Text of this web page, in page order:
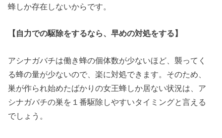
蜂しか存在しないからです。
【自力での駆除をするなら、早めの対処をする】
アシナガバチは働き蜂の個体数が少ないほど、襲ってく
る蜂の量が少ないので、楽に対処できます。そのため、
巣が作られ始めたばかりの女王蜂しか居ない状況は、ア
シナガバチの巣を１番駆除しやすいタイミングと言える
でしょう。